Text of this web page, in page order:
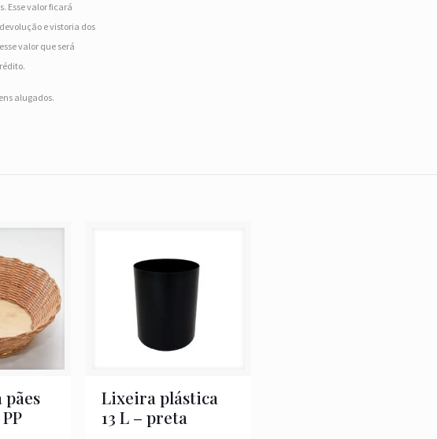
Esse valor ficará
e vistoria dos
valor que será
alugados.
pães
Lixeira plástica
13 L – preta